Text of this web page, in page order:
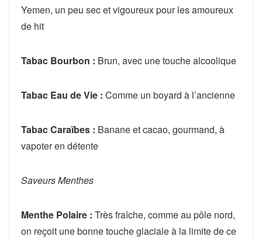
Yemen, un peu sec et vigoureux pour les amoureux
de hit
Tabac Bourbon : Brun, avec une touche alcoolique
Tabac Eau de Vie : Comme un boyard à l’ancienne
Tabac Caraïbes : Banane et cacao, gourmand, à
vapoter en détente
Saveurs Menthes
Menthe Polaire : Très fraîche, comme au pôle nord,
on reçoit une bonne touche glaciale à la limite de ce